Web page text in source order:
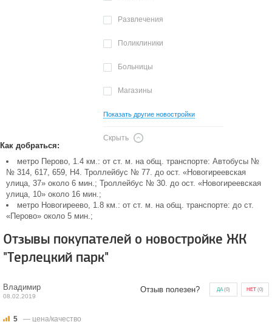
Развлечения
Поликлиники
Больницы
Магазины
Показать другие новостройки
Скрыть
Как добраться:
метро Перово, 1.4 км.: от ст. м. на общ. транспорте: Автобусы №
№ 314, 617, 659, Н4. Троллейбус № 77. до ост. «Новогиреевская
улица, 37» около 6 мин.; Троллейбус № 30. до ост. «Новогиреевская
улица, 10» около 16 мин.;
метро Новогиреево, 1.8 км.: от ст. м. на общ. транспорте: до ст.
«Перово» около 5 мин.;
Отзывы покупателей о новостройке ЖК
"Терлецкий парк"
Владимир
08.02.2019
Отзыв полезен? ДА(0) НЕТ (0)
5 — цена/качество